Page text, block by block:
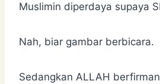
Muslimin diperdaya supaya
Nah, biar gambar berbicara.
Sedangkan ALLAH